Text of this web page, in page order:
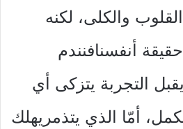
والكلى، لكنه
أنفسنافنندم
التجربة يتزكى أي
أمّا الذي يتذمريهلك